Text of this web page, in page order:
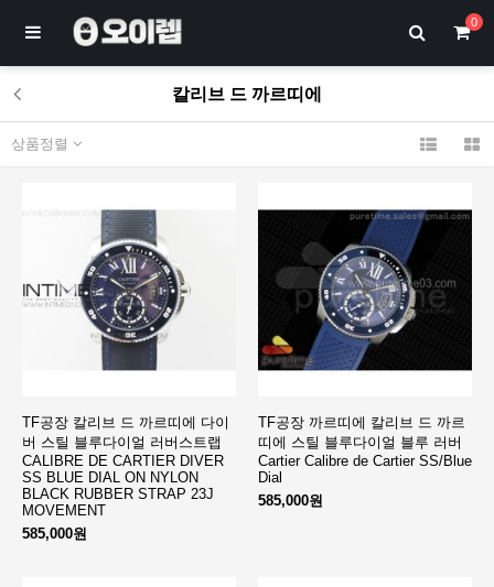
0
칼리브 드 까르띠에
상품정렬
TF공장 칼리브 드 까르띠에 다이
버 스틸 블루다이얼 러버스트랩
CALIBRE DE CARTIER DIVER
SS BLUE DIAL ON NYLON
BLACK RUBBER STRAP 23J
MOVEMENT
585,000원
TF공장 까르띠에 칼리브 드 까르
띠에 스틸 블루다이얼 블루 러버
Cartier Calibre de Cartier SS/Blue
Dial
585,000원